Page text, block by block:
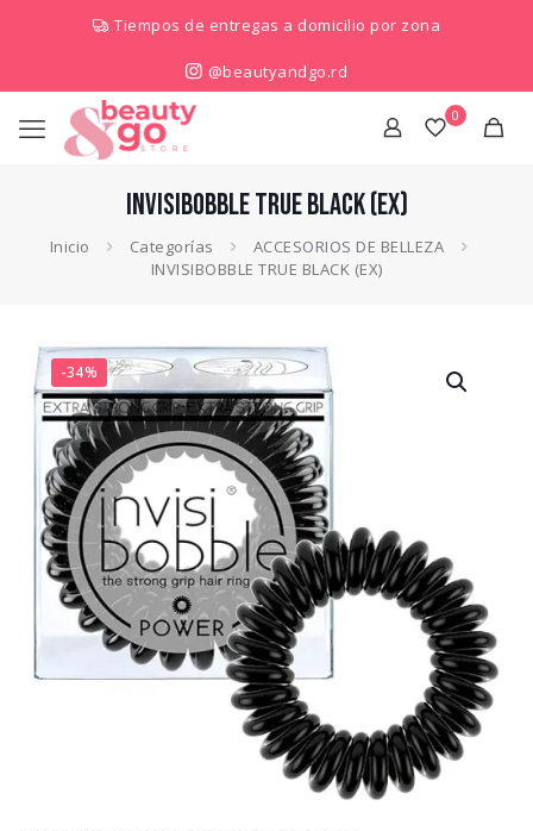
Tiempos de entregas a domicilio por zona
@beautyandgo.rd
0
INVISIBOBBLE TRUE BLACK (EX)
Inicio Categorías
ACCESORIOS DE BELLEZA
INVISIBOBBLE TRUE BLACK (EX)
-34%